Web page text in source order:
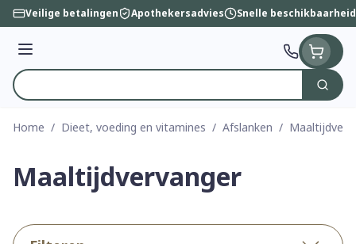
Ga naar de inhoud
Veilige betalingen Apothekersadvies Snelle beschikbaarheid
Menu
Product, merk, categorie...
Zoek
Home / Dieet, voeding en vitamines / Afslanken /
Maaltijdvervanger